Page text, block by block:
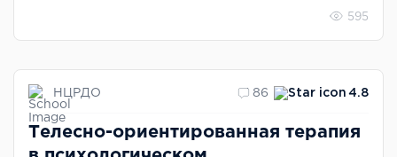
595
НЦРДО 86 4.8
Телесно-ориентированная терапия